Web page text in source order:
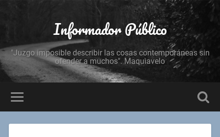
Informador Público
"Juzgo imposible describir las cosas contemporáneas sin
ofender a muchos". Maquiavelo